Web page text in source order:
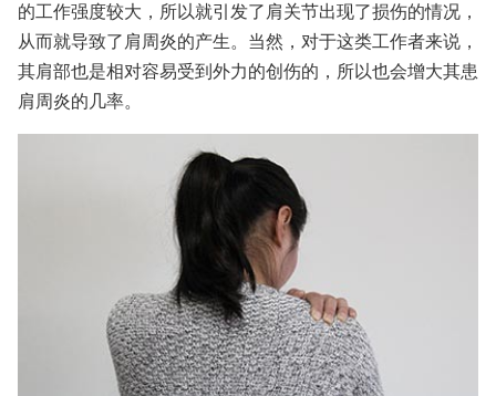
的工作强度较大，所以就引发了肩关节出现了损伤的情况，
从而就导致了肩周炎的产生。当然，对于这类工作者来说，
其肩部也是相对容易受到外力的创伤的，所以也会增大其患
肩周炎的几率。